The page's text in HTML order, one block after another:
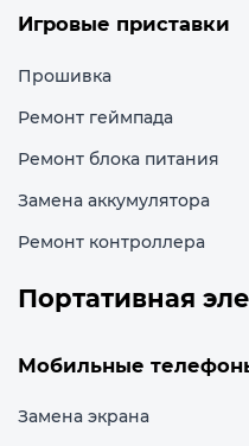
Игровые приставки
Прошивка
Ремонт геймпада
Ремонт блока питания
Замена аккумулятора
Ремонт контроллера
Портативная
Мобильные
Замена экрана